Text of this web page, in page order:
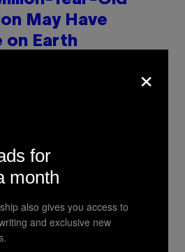
May Have
on Earth
With Family
According to a
×
for
month
also gives you access to
and exclusive new